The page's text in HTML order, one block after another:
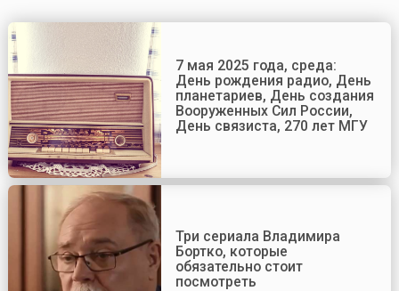
7 мая 2025 года, среда:
День рождения радио, День
планетариев, День создания
Вооруженных Сил России,
День связиста, 270 лет МГУ
Три сериала Владимира
Бортко, которые
обязательно стоит
посмотреть